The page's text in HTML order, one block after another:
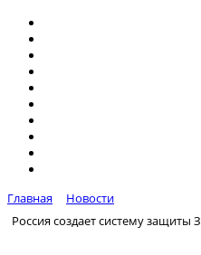
Главная
Новости
Россия создает систему защиты